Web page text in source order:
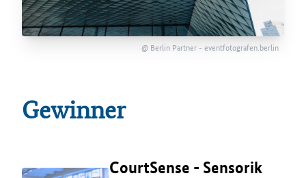
@ Berlin Partner - eventfotografen.berlin
Gewinner
CourtSense - Sensorik